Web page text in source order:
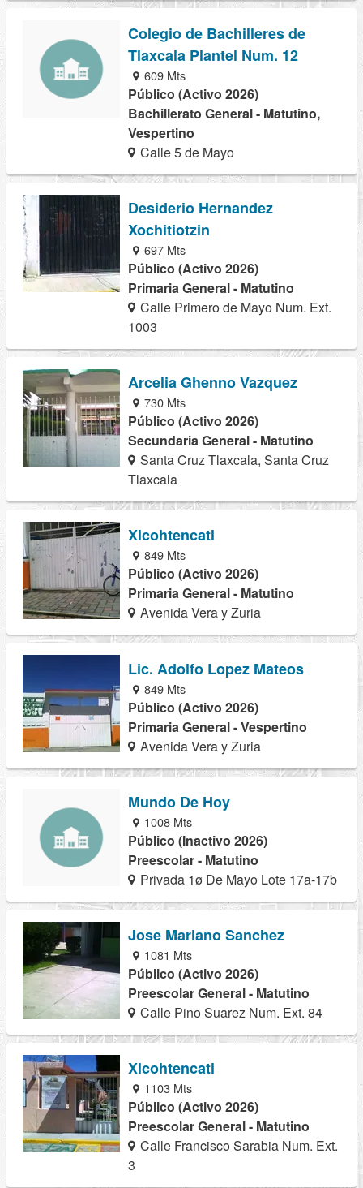
Colegio de Bachilleres de
Tlaxcala Plantel Num. 12
609 Mts
Público (Activo 2026)
Bachillerato General - Matutino,
Vespertino
Calle 5 de Mayo
Desiderio Hernandez
Xochitiotzin
697 Mts
Público (Activo 2026)
Primaria General - Matutino
Calle Primero de Mayo Num. Ext.
1003
Arcelia Ghenno Vazquez
730 Mts
Público (Activo 2026)
Secundaria General - Matutino
Santa Cruz Tlaxcala, Santa Cruz
Tlaxcala
Xicohtencatl
849 Mts
Público (Activo 2026)
Primaria General - Matutino
Avenida Vera y Zuria
Lic. Adolfo Lopez Mateos
849 Mts
Público (Activo 2026)
Primaria General - Vespertino
Avenida Vera y Zuria
Mundo De Hoy
1008 Mts
Público (Inactivo 2026)
Preescolar - Matutino
Privada 1ø De Mayo Lote 17a-17b
Jose Mariano Sanchez
1081 Mts
Público (Activo 2026)
Preescolar General - Matutino
Calle Pino Suarez Num. Ext. 84
Xicohtencatl
1103 Mts
Público (Activo 2026)
Preescolar General - Matutino
Calle Francisco Sarabia Num. Ext.
3